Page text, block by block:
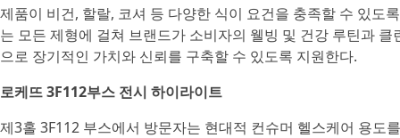
제품이 비건, 할랄, 코셔 등 다양한 식이 요건을 충족할 수 있도
는 모든 제형에 걸쳐 브랜드가 소비자의 웰빙 및 건강 루틴과
으로 장기적인 가치와 신뢰를 구축할 수 있도록 지원한다.
로케뜨 3F112부스 전시 하이라이트
제3홀 3F112 부스에서 방문자는 현대적 컨슈머 헬스케어 용도